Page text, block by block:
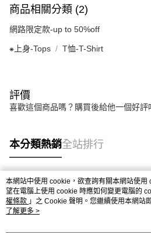
商品相關分類 (2)
網路限定款-up to 50%off
⁕上身-Tops T恤-T-Shirt
評價
喜歡這個商品嗎？購買後給他一個好評
本分類熱銷全站排行
熱門標籤
本網站中使用 cookie，欲查詢有關本網站使
望在電腦上使用 cookie 時應如何變更電腦的
權條款 」之 Cookie 聲明。您繼續使用本網站
用條款之 Cookie 聲明使用 cookie。
了解更多 >